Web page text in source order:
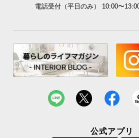
電話受付（平日のみ） 10:00〜
公式アプリ